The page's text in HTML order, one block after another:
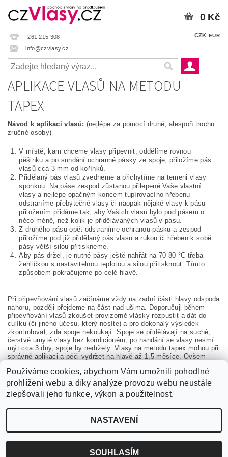
261 215 308
info@czvlasy.cz
CZK EUR
0 Kč
APLIKACE VLASŮ NA METODU
TAPEX
Návod k aplikaci vlasů: (nejlépe za pomocí druhé, alespoň trochu
zručné osoby)
V místě, kam chceme vlasy připevnit, oddělíme rovnou
pěšinku a po sundání ochranné pásky ze spoje, přiložíme pás
vlasů cca 3 mm od kořínků.
Přidělaný pás vlasů zvedneme a přichytíme na temeni vlasy
sponkou. Na páse zespod zůstanou přilepené Vaše vlastní
vlasy a nejlépe opačným koncem tupírovacího hřebenu
odstraníme přebytečné vlasy či naopak nějaké vlasy k pásu
přiložením přidáme tak, aby Vašich vlasů bylo pod pásem o
něco méně, než kolik je přidělávaných vlasů v pásu.
Z druhého pásu opět odstraníme ochranou pásku a zespod
přiložíme pod již přidělaný pás vlasů a rukou či hřeben k sobě
pásy větší silou přitiskneme.
Aby pás držel, je nutné pásy ještě nahřát na 70-80 °C třeba
žehličkou s nastavitelnou teplotou a silou přitisknout. Tímto
způsobem pokračujeme po celé hlavě.
Při připevňování vlasů začínáme vždy na zadní části hlavy odspoda
nahoru, později přejdeme na část nad ušima. Doporučuji během
připevňování vlasů zkoušet provizorně vlásky rozpustit a dát do
culíku (či jiného účesu, který nosíte) a pro dokonalý výsledek
zkontrolovat, zda spoje nekoukají. Spoje se přidělávají na suché,
čerstvě umyté vlasy bez kondicionéru, po nandání se vlasy nesmí
mýt cca 3 dny, spoje by nedržely. Vlasy na metodu tapex mohou při
správné aplikaci a péči vydržet na hlavě až 1,5 měsíce. Ovšem
tom, jak samotnou aplikaci provedete, jak často si myjete vlasy, jak
se Vám mastí vlasy či jaké přípravky používáte.
2026 ©czVlasy.cz, všechna práva vyhrazena
Vytvořil Shoptet
Používáme cookies, abychom Vám umožnili pohodlné
prohlížení webu a díky analýze provozu webu neustále
zlepšovali jeho funkce, výkon a použitelnost.
NASTAVENÍ
SOUHLASÍM